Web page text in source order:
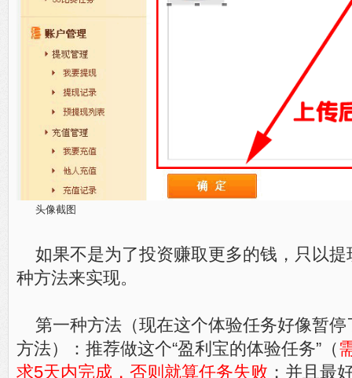
头像截图
如果不是为了投资赚取更多的钱，只以
种方法来实现。
第一种方法（现在这个体验任务好像暂
方法）：推荐做这个“盈利宝的体验任务”（
求5天内完成，否则就算任务失败 ；并且最